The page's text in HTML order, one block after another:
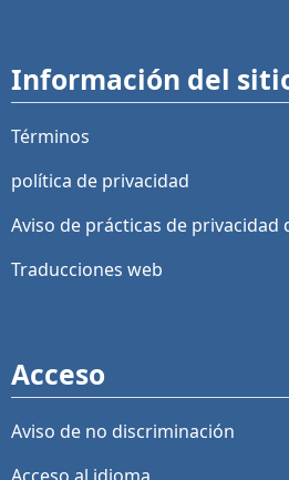
Información del
Términos
política de privacidad
Aviso de prácticas de privacidad
Traducciones web
Acceso
Aviso de no discriminación